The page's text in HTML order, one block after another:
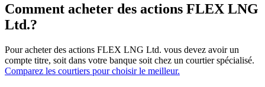
Comment acheter des actions FLEX LNG
Ltd.?
Pour acheter des actions FLEX LNG Ltd. vous devez avoir un
compte titre, soit dans votre banque soit chez un courtier spécialisé.
Comparez les courtiers pour choisir le meilleur.